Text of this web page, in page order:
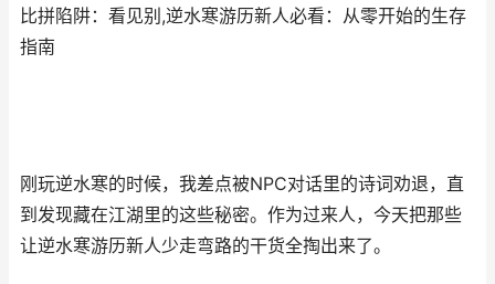
比拼陷阱：看见别,逆水寒游历新人必看：从零开始的生存
指南
刚玩逆水寒的时候，我差点被NPC对话里的诗词劝退，直
到发现藏在江湖里的这些秘密。作为过来人，今天把那些
让逆水寒游历新人少走弯路的干货全掏出来了。